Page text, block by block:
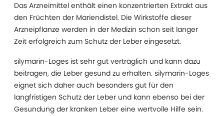
Das Arzneimittel enthält einen konzentrierten Extrakt aus
den Früchten der Mariendistel. Die Wirkstoffe dieser
Arzneipflanze werden in der Medizin schon seit langer
Zeit erfolgreich zum Schutz der Leber eingesetzt.
silymarin-Loges ist sehr gut verträglich und kann dazu
beitragen, die Leber gesund zu erhalten. silymarin-Loges
eignet sich daher auch besonders gut für den
langfristigen Schutz der Leber und kann ebenso bei der
Gesundung der kranken Leber eine wertvolle Hilfe sein.